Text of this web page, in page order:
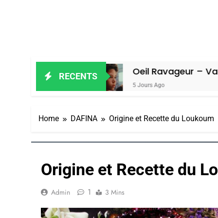
RECENTS
Oeil Ravageur – Vanessa De
5 Jours Ago
Home DAFINA Origine et Recette du Loukoum
Origine et Recette du
Admin 1 3 Mins